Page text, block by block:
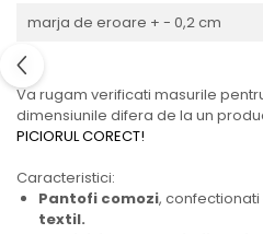
marja de eroare + - 0,2 cm
Va rugam verificati masurile
dimensiunile difera de la un
PICIORUL CORECT!
Caracteristici:
Pantofi comozi, confectionati
textil.